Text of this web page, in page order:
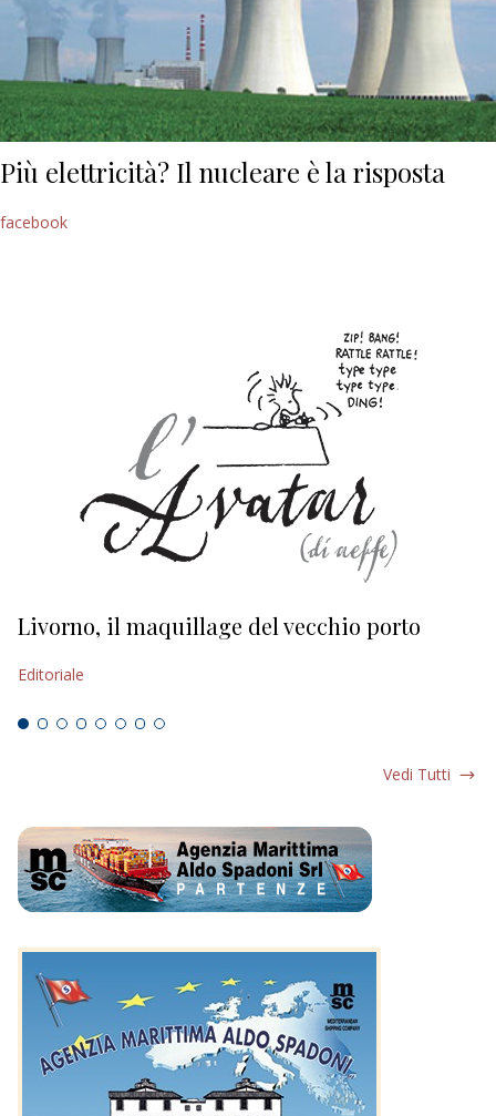
Più elettricità? Il nucleare è la risposta
facebook
Livorno, il maquillage del vecchio porto
Editoriale
Vedi Tutti